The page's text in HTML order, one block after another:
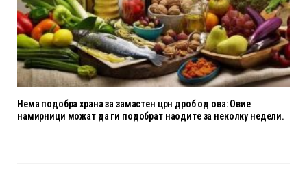
Нема подобра храна за замастен црн дроб од ова: Овие
намирници можат да ги подобрат наодите за неколку недели.